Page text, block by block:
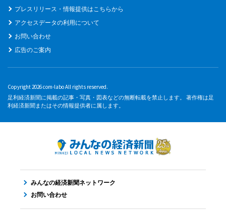
プレスリリース・情報提供はこちらから
アクセスデータの利用について
お問い合わせ
広告のご案内
Copyright 2026 com-labo All rights reserved.
足利経済新聞に掲載の記事・写真・図表などの無断転載を禁止します。 著作権は足
利経済新聞またはその情報提供者に属します。
みんなの経済新聞ネットワーク
お問い合わせ